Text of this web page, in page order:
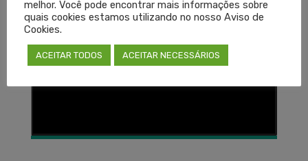
melhor. Você pode encontrar mais informações sobre
quais cookies estamos utilizando no nosso Aviso de
Cookies.
ACEITAR TODOS ACEITAR NECESSÁRIOS